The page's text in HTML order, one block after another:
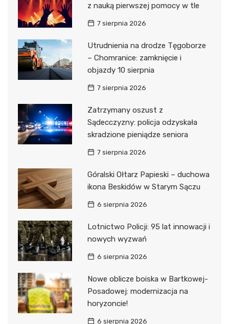
z nauką pierwszej pomocy w tle
7 sierpnia 2026
Utrudnienia na drodze Tęgoborze
– Chomranice: zamknięcie i
objazdy 10 sierpnia
7 sierpnia 2026
Zatrzymany oszust z
Sądecczyzny: policja odzyskała
skradzione pieniądze seniora
7 sierpnia 2026
Góralski Ołtarz Papieski – duchowa
ikona Beskidów w Starym Sączu
6 sierpnia 2026
Lotnictwo Policji: 95 lat innowacji i
nowych wyzwań
6 sierpnia 2026
Nowe oblicze boiska w Bartkowej-
Posadowej: modernizacja na
horyzoncie!
6 sierpnia 2026